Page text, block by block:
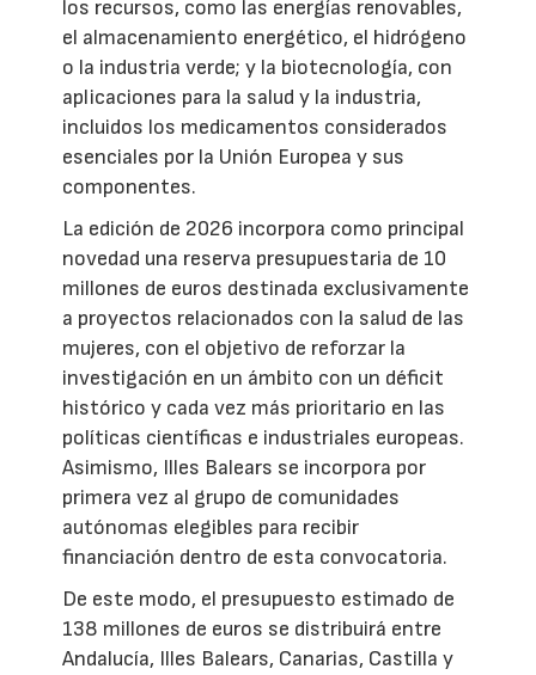
los recursos, como las energías renovables,
el almacenamiento energético, el hidrógeno
o la industria verde; y la biotecnología, con
aplicaciones para la salud y la industria,
incluidos los medicamentos considerados
esenciales por la Unión Europea y sus
componentes.
La edición de 2026 incorpora como principal
novedad una reserva presupuestaria de 10
millones de euros destinada exclusivamente
a proyectos relacionados con la salud de las
mujeres, con el objetivo de reforzar la
investigación en un ámbito con un déficit
histórico y cada vez más prioritario en las
políticas científicas e industriales europeas.
Asimismo, Illes Balears se incorpora por
primera vez al grupo de comunidades
autónomas elegibles para recibir
financiación dentro de esta convocatoria.
De este modo, el presupuesto estimado de
138 millones de euros se distribuirá entre
Andalucía, Illes Balears, Canarias, Castilla y